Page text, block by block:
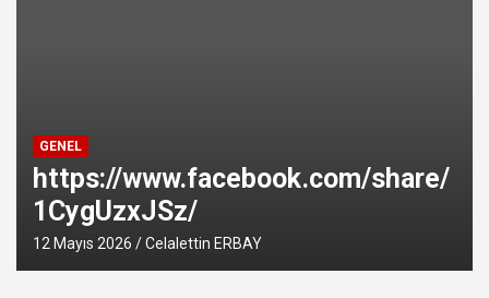
GENEL
https://www.facebook.com/share/
1CygUzxJSz/
12 Mayıs 2026 Celalettin ERBAY